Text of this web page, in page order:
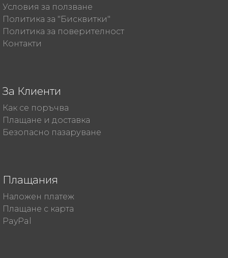
Условия за ползване
Политика за "Бисквитки"
Политика за поверителност
Контакти
За Клиенти
Как се поръчва
Плащане и доставка
Безопасно пазаруване
Плащания
Наложен платеж
Плащане с карта
PayPal